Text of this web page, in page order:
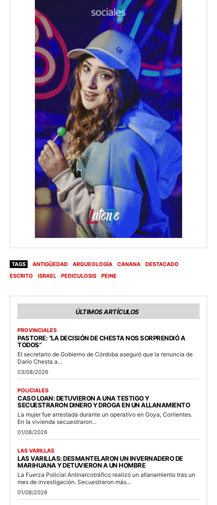
TAGS ANTIGÜEDAD ARQUEOLOGÍA CANANA
DESTACADO
ESCRITO
ISRAEL PEDICULOSIS PEINE
ÚLTIMOS ARTÍCULOS
PROVINCIALES
PASTORE: “LA DECISIÓN DE CHESTA NOS SORPRENDIÓ A
TODOS”
El secretario de Gobierno de Córdoba aseguró que la renuncia de
Darío Chesta a...
03/08/2026
POLICIALES
CASO LOAN: DETUVIERON A UNA TESTIGO Y
SECUESTRARON DINERO Y DROGA EN UN ALLANAMIENTO
La mujer fue arrestada durante un operativo en Goya, Corrientes.
En la vivienda secuestraron...
01/08/2026
LAS VARILLAS
LAS VARILLAS: DESMANTELARON UN INVERNADERO DE
MARIHUANA Y DETUVIERON A UN HOMBRE
La Fuerza Policial Antinarcotráfico realizó un allanamiento tras un
mes de investigación. Secuestraron más...
01/08/2026